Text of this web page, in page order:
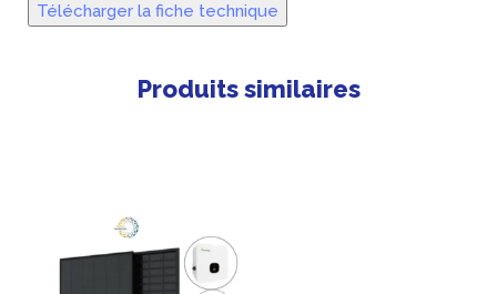
Télécharger la fiche technique
Produits similaires